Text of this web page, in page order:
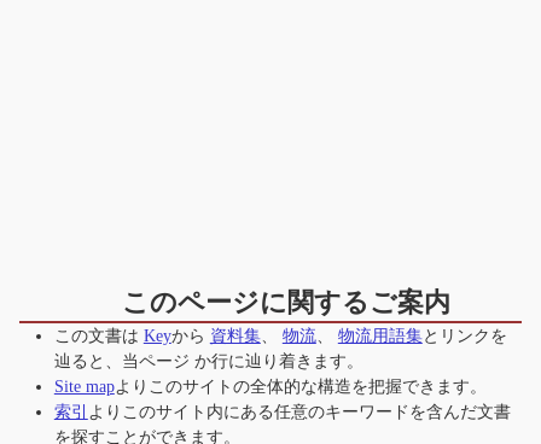
このページに関するご案内
この文書は Keyから 資料集、 物流、 物流用語集とリンクを
辿ると、当ページ か行に辿り着きます。
Site mapよりこのサイトの全体的な構造を把握できます。
索引 よりこのサイト内にある任意のキーワードを含んだ文書
を探すことができます。